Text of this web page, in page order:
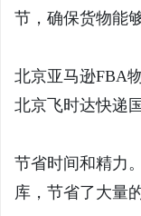
节，确保货物能
北京亚马逊FBA
北京飞时达快递
节省时间和精力
库，节省了大量